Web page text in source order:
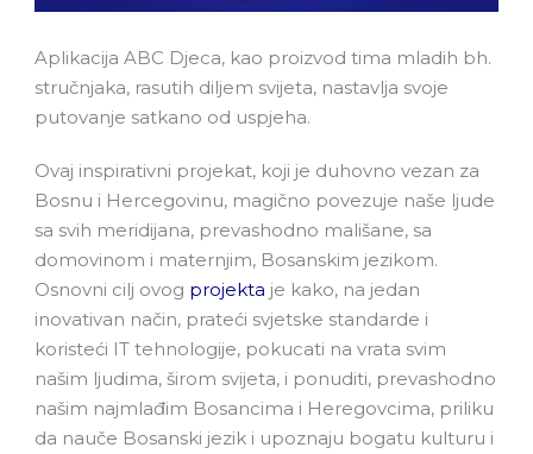
Aplikacija ABC Djeca, kao proizvod tima mladih bh.
stručnjaka, rasutih diljem svijeta, nastavlja svoje
putovanje satkano od uspjeha.
Ovaj inspirativni projekat, koji je duhovno vezan za
Bosnu i Hercegovinu, magično povezuje naše ljude
sa svih meridijana, prevashodno mališane, sa
domovinom i maternjim, Bosanskim jezikom.
Osnovni cilj ovog projekta je kako, na jedan
inovativan način, prateći svjetske standarde i
koristeći IT tehnologije, pokucati na vrata svim
našim ljudima, širom svijeta, i ponuditi, prevashodno
našim najmlađim Bosancima i Heregovcima, priliku
da nauče Bosanski jezik i upoznaju bogatu kulturu i